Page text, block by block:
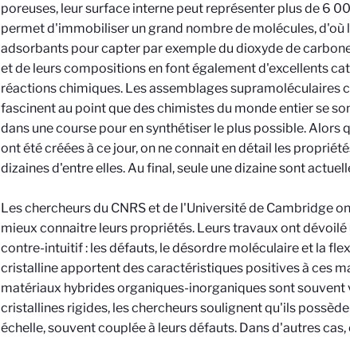
poreuses, leur surface interne peut représenter plus de 6
permet d'immobiliser un grand nombre de molécules,
adsorbants pour capter par exemple du dioxyde de
et de leurs compositions en font également d'excellents
réactions chimiques. Les assemblages supramoléculaires
fascinent au point que des chimistes du monde entier se
dans une course pour en synthétiser le plus possible. Alors
ont été créées à ce jour, on ne connait en détail les
dizaines d'entre elles. Au final, seule une dizaine sont
Les chercheurs du CNRS et de l'Université de Cambridge
mieux connaitre leurs propriétés. Leurs travaux ont
contre-intuitif : les défauts, le désordre moléculaire et la
cristalline apportent des caractéristiques positives à ces
matériaux hybrides organiques-inorganiques sont
cristallines rigides, les chercheurs soulignent qu'ils
échelle, souvent couplée à leurs défauts. Dans d'autres